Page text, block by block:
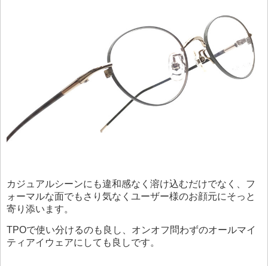
カジュアルシーンにも違和感なく溶け込むだけでなく、フ
ォーマルな面でもさり気なくユーザー様のお顔元にそっと
寄り添います。
TPOで使い分けるのも良し、オンオフ問わずのオールマイ
ティアイウェアにしても良しです。